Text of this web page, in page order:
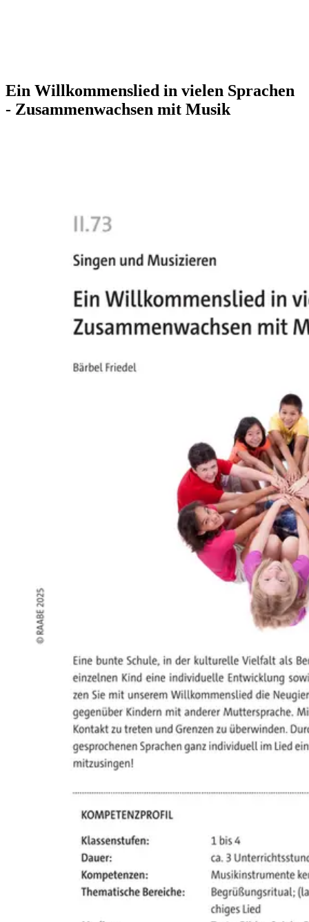
Ein Willkommenslied in vielen Sprachen
- Zusammenwachsen mit Musik